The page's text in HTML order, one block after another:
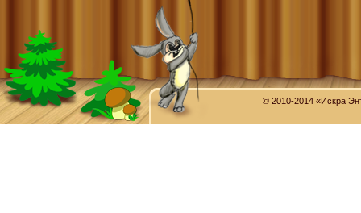
© 2010-2014 «Искра